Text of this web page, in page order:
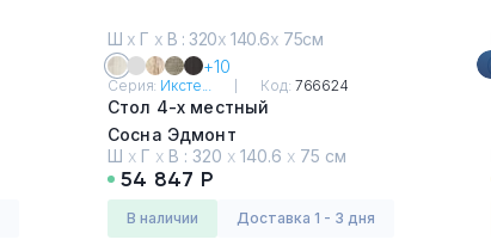
Ш х Г х В : 320х 140.6х 75см
+10
Серия: Иксте... Код: 766624
Стол 4-х местный
Сосна Эдмонт
Ш х Г х В : 320 х 140.6 х 75 см
54 847 Р
в наличии Доставка 1 - 3 дня